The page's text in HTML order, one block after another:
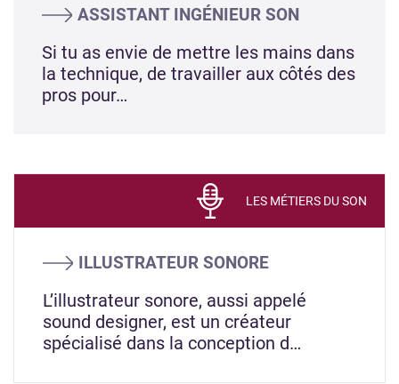
ASSISTANT INGÉNIEUR SON
Si tu as envie de mettre les mains dans
la technique, de travailler aux côtés des
pros pour…
ILLUSTRATEUR SONORE
LES MÉTIERS DU SON
L’illustrateur sonore, aussi appelé
sound designer, est un créateur
spécialisé dans la conception d…